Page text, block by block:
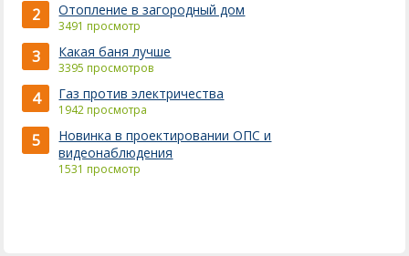
2 Отопление в загородный дом
3491 просмотр
3 Какая баня лучше
3395 просмотров
4 Газ против электричества
1942 просмотра
5
Новинка в проектировании ОПС и
видеонаблюдения
1531 просмотр